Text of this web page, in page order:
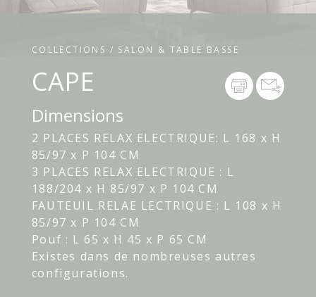
COLLECTIONS / SALON & TABLE BASSE
CAPE
Dimensions
2 PLACES RELAX ELECTRIQUE: L 168 x H
85/97 x P 104 CM
3 PLACES RELAX ELECTRIQUE : L
188/204 x H 85/97 x P 104 CM
FAUTEUIL RELAE LECTRIQUE : L 108 x H
85/97 x P 104 CM
Pouf : L 65 x H 45 x P 65 CM
Existes dans de nombreuses autres
configurations.